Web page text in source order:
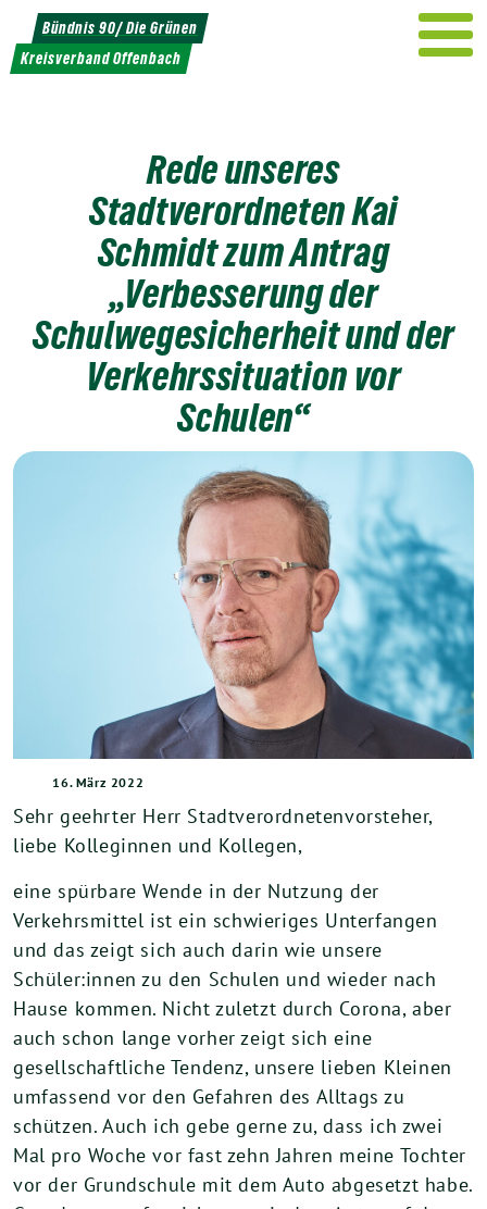
Weiter
zum
Inhalt
Bündnis 90/ Die Grünen
Kreisverband Offenbach
Rede unseres
Stadtverordneten Kai
Schmidt zum Antrag
„Verbesserung der
Schulwegesicherheit und der
Verkehrssituation vor
Schulen“
16. März 2022
Sehr geehrter Herr Stadtverordnetenvorsteher,
liebe Kolleginnen und Kollegen,
eine spürbare Wende in der Nutzung der
Verkehrsmittel ist ein schwieriges Unterfangen
und das zeigt sich auch darin wie unsere
Schüler:innen zu den Schulen und wieder nach
Hause kommen. Nicht zuletzt durch Corona, aber
auch schon lange vorher zeigt sich eine
gesellschaftliche Tendenz, unsere lieben Kleinen
umfassend vor den Gefahren des Alltags zu
schützen. Auch ich gebe gerne zu, dass ich zwei
Mal pro Woche vor fast zehn Jahren meine Tochter
vor der Grundschule mit dem Auto abgesetzt habe.